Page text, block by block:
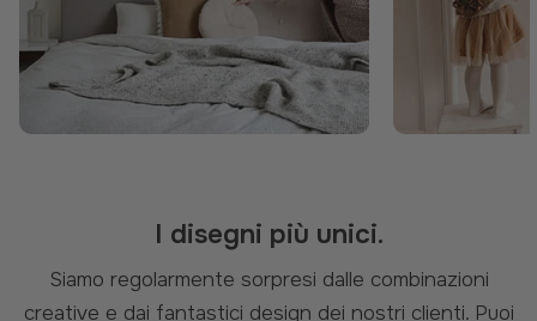
I disegni più unici.
Siamo regolarmente sorpresi dalle combinazioni
creative e dai fantastici design dei nostri clienti. Puoi